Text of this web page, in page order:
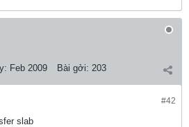
Feb 2009 Bài gởi: 203
#42
slab